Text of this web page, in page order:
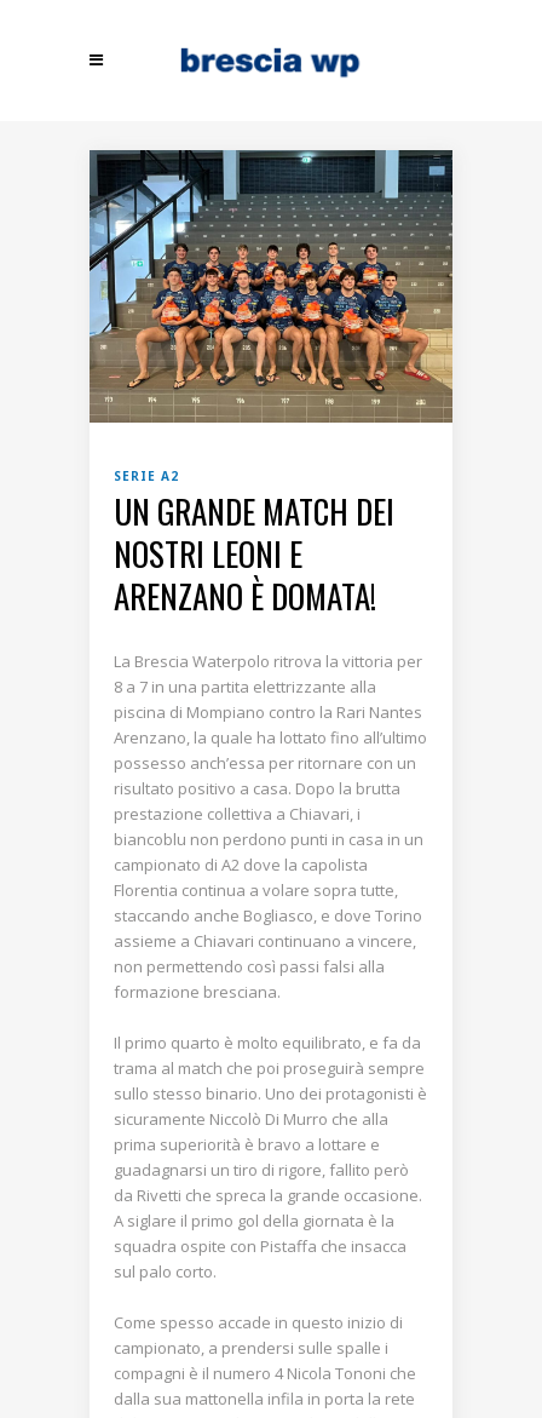
SERIE A2
UN GRANDE MATCH DEI
NOSTRI LEONI E
ARENZANO È DOMATA!
La Brescia Waterpolo ritrova la vittoria per
8 a 7 in una partita elettrizzante alla
piscina di Mompiano contro la Rari Nantes
Arenzano, la quale ha lottato fino all’ultimo
possesso anch’essa per ritornare con un
risultato positivo a casa. Dopo la brutta
prestazione collettiva a Chiavari, i
biancoblu non perdono punti in casa in un
campionato di A2 dove la capolista
Florentia continua a volare sopra tutte,
staccando anche Bogliasco, e dove Torino
assieme a Chiavari continuano a vincere,
non permettendo così passi falsi alla
formazione bresciana.
Il primo quarto è molto equilibrato, e fa da
trama al match che poi proseguirà sempre
sullo stesso binario. Uno dei protagonisti è
sicuramente Niccolò Di Murro che alla
prima superiorità è bravo a lottare e
guadagnarsi un tiro di rigore, fallito però
da Rivetti che spreca la grande occasione.
A siglare il primo gol della giornata è la
squadra ospite con Pistaffa che insacca
sul palo corto.
Come spesso accade in questo inizio di
campionato, a prendersi sulle spalle i
compagni è il numero 4 Nicola Tononi che
dalla sua mattonella infila in porta la rete